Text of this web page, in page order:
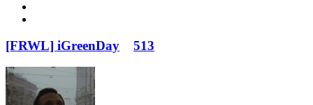
[FRWL] iGreenDay 513